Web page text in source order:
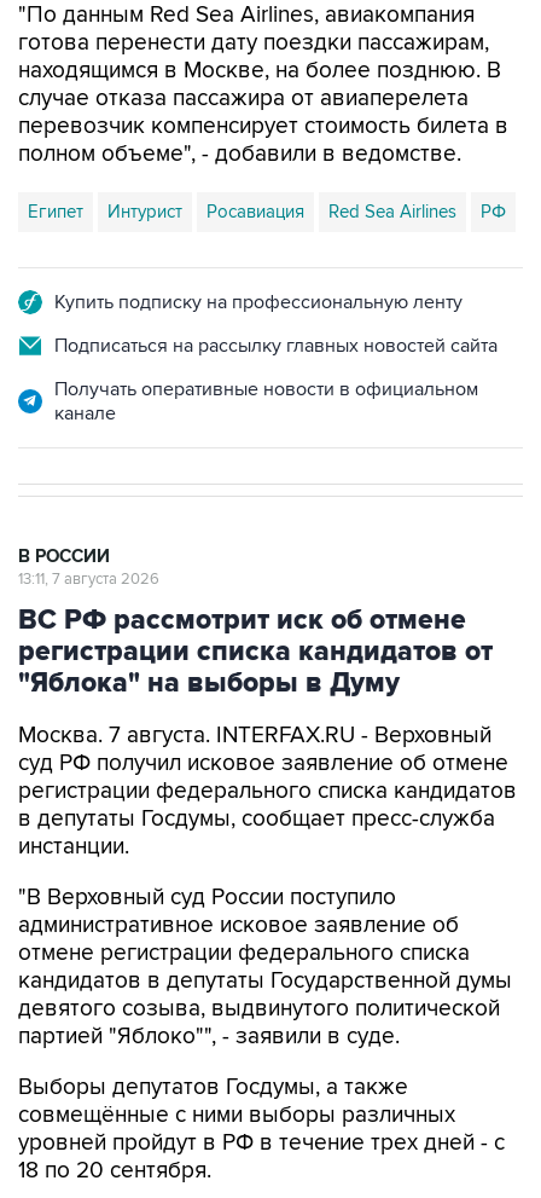
"По данным Red Sea Airlines, авиакомпания
готова перенести дату поездки пассажирам,
находящимся в Москве, на более позднюю. В
случае отказа пассажира от авиаперелета
перевозчик компенсирует стоимость билета в
полном объеме", - добавили в ведомстве.
Египет Интурист Росавиация Red Sea Airlines РФ
Купить подписку на профессиональную ленту
Подписаться на рассылку главных новостей сайта
Получать оперативные новости в официальном
канале
В РОССИИ
13:11, 7 августа 2026
ВС РФ рассмотрит иск об отмене
регистрации списка кандидатов от
"Яблока" на выборы в Думу
Москва. 7 августа. INTERFAX.RU - Верховный
суд РФ получил исковое заявление об отмене
регистрации федерального списка кандидатов
в депутаты Госдумы, сообщает пресс-служба
инстанции.
"В Верховный суд России поступило
административное исковое заявление об
отмене регистрации федерального списка
кандидатов в депутаты Государственной думы
девятого созыва, выдвинутого политической
партией "Яблоко"", - заявили в суде.
Выборы депутатов Госдумы, а также
совмещённые с ними выборы различных
уровней пройдут в РФ в течение трех дней - с
18 по 20 сентября.